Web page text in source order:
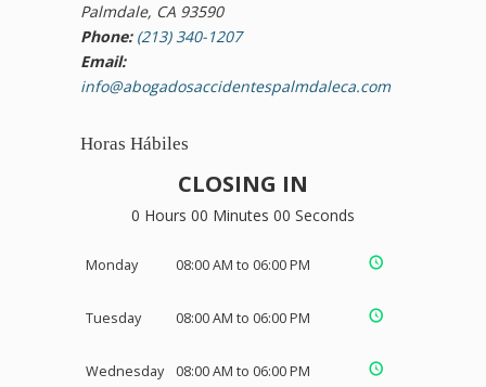
Palmdale, CA 93590
Phone: (213) 340-1207
Email:
info@abogadosaccidentespalmdaleca.com
Horas Hábiles
CLOSING IN
0 Hours 00 Minutes 00 Seconds
Monday 08:00 AM to 06:00 PM
Tuesday 08:00 AM to 06:00 PM
Wednesday 08:00 AM to 06:00 PM